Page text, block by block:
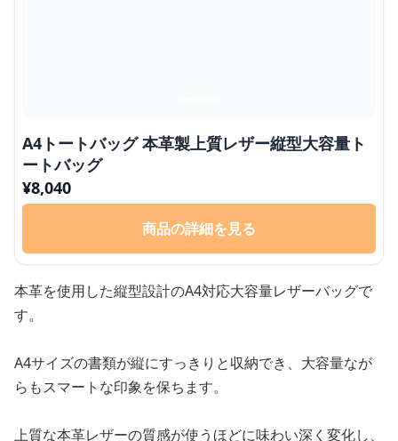
A4トートバッグ 本革製上質レザー縦型大容量ト
ートバッグ
¥8,040
商品の詳細を見る
本革を使用した縦型設計のA4対応大容量レザーバッグで
す。
A4サイズの書類が縦にすっきりと収納でき、大容量なが
らもスマートな印象を保ちます。
上質な本革レザーの質感が使うほどに味わい深く変化し、